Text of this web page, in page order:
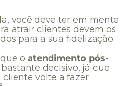
você deve ter em mente
atrair clientes devem os
para a sua fidelização.
o atendimento pós-
decisivo, já que
cliente volte a fazer